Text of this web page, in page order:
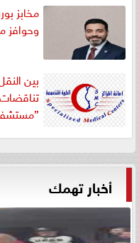
مخابز
وحوافز
بين
أخبار تهمك